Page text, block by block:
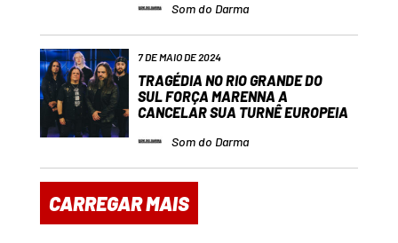
Som do Darma
7 DE MAIO DE 2024
TRAGÉDIA NO RIO GRANDE DO
SUL FORÇA MARENNA A
CANCELAR SUA TURNÊ EUROPEIA
Som do Darma
CARREGAR MAIS